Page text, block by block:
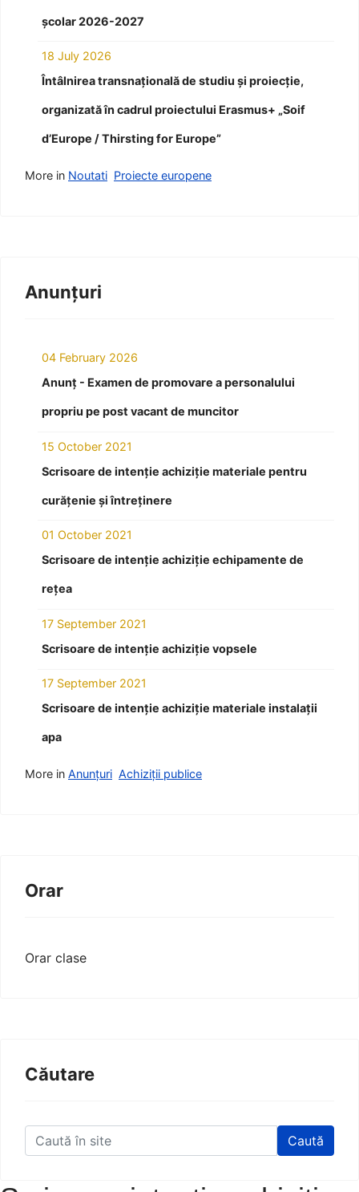
școlar 2026-2027
18 July 2026
Întâlnirea transnațională de studiu și proiecție,
organizată în cadrul proiectului Erasmus+ „Soif
d’Europe / Thirsting for Europe”
More in Noutati Proiecte europene
Anunțuri
04 February 2026
Anunț - Examen de promovare a personalului
propriu pe post vacant de muncitor
15 October 2021
Scrisoare de intenție achiziție materiale pentru
curățenie și întreținere
01 October 2021
Scrisoare de intenție achiziție echipamente de
rețea
17 September 2021
Scrisoare de intenție achiziție vopsele
17 September 2021
Scrisoare de intenție achiziție materiale instalații
apa
More in Anunțuri Achiziții publice
Orar
Orar clase
Căutare
Caută